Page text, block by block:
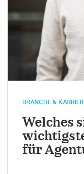
BRANCHE &
Welches
für